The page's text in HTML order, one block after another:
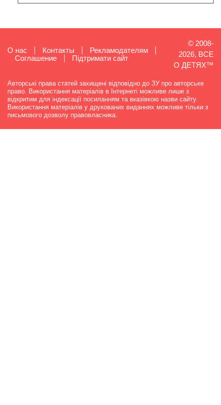
О нас Контакты
Рекламодателям
Cоглашение
Підтримати сайт
© 2008-
2026, ВСЕ
О ДЕТЯХ™
Авторські права статей захищені відповідно до ЗУ про авторське
право. Використання матеріалів в Інтернеті можливе лише з
відкритим для індексації посиланням та вказівкою назви сайту.
Використання матеріалів у друкованих виданнях можливе тільки з
письмового дозволу правовласника.